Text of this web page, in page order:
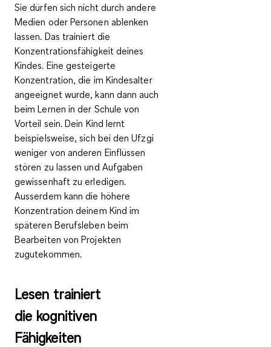
Sie dürfen sich nicht durch andere
Medien oder Personen ablenken
lassen. Das trainiert die
Konzentrationsfähigkeitdeines
Kindes. Eine gesteigerte
Konzentration, die im Kindesalter
angeeignet wurde, kann dann auch
beim Lernen in der Schule von
Vorteil sein. Dein Kind lernt
beispielsweise, sich bei den Ufzgi
weniger von anderen Einflüssen
stören zu lassen und Aufgaben
gewissenhaft zu erledigen.
Ausserdem kann die höhere
Konzentration deinem Kind im
späteren Berufsleben beim
Bearbeiten von Projekten
zugutekommen.
Lesen trainiert
die kognitiven
Fähigkeiten